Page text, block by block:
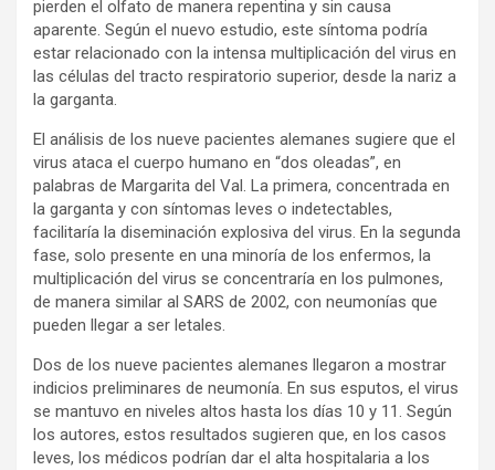
pierden el olfato de manera repentina y sin causa
aparente. Según el nuevo estudio, este síntoma podría
estar relacionado con la intensa multiplicación del virus en
las células del tracto respiratorio superior, desde la nariz a
la garganta.
El análisis de los nueve pacientes alemanes sugiere que el
virus ataca el cuerpo humano en “dos oleadas”, en
palabras de Margarita del Val. La primera, concentrada en
la garganta y con síntomas leves o indetectables,
facilitaría la diseminación explosiva del virus. En la segunda
fase, solo presente en una minoría de los enfermos, la
multiplicación del virus se concentraría en los pulmones,
de manera similar al SARS de 2002, con neumonías que
pueden llegar a ser letales.
Dos de los nueve pacientes alemanes llegaron a mostrar
indicios preliminares de neumonía. En sus esputos, el virus
se mantuvo en niveles altos hasta los días 10 y 11. Según
los autores, estos resultados sugieren que, en los casos
leves, los médicos podrían dar el alta hospitalaria a los